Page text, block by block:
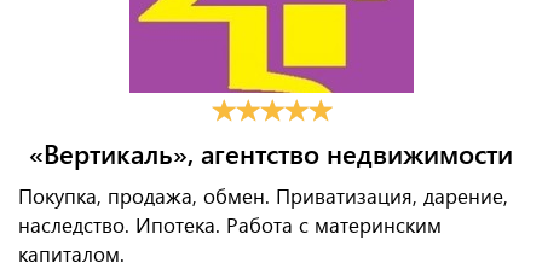
«Вертикаль», агентство недвижимости
Покупка, продажа, обмен. Приватизация, дарение,
наследство. Ипотека. Работа с материнским
капиталом.